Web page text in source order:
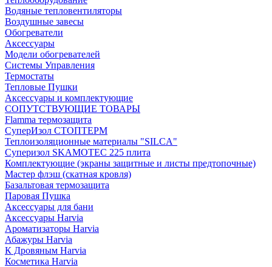
Водяные тепловентиляторы
Воздушные завесы
Обогреватели
Аксессуары
Модели обогревателей
Системы Управления
Термостаты
Тепловые Пушки
Аксессуары и комплектующие
СОПУТСТВУЮЩИЕ ТОВАРЫ
Flamma термозащита
СуперИзол СТОПТЕРМ
Теплоизоляционные материалы "SILCA"
Суперизол SKAMOTEC 225 плита
Комплектующие (экраны защитные и листы предтопочные)
Мастер флэш (скатная кровля)
Базальтовая термозащита
Паровая Пушка
Аксессуары для бани
Аксессуары Harvia
Ароматизаторы Harvia
Абажуры Harvia
К Дровяным Harvia
Косметика Harvia